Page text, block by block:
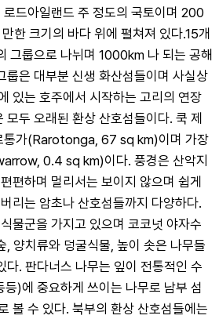
드아일랜드 주 정도의 국토이며 200
한 크기의 바다 위에 펼쳐져 있다.15개
그룹으로 나뉘며 1000km 나 되는 공해
룹은 대부분 신생 화산섬들이며 사실상
있는 호주에서 시작하는 고리의 연장
모두 오래된 환상 산호섬들이다. 쿡 제
통가(Rarotonga, 67 sq km)이며 가장
0.4 sq km)이다. 풍경은 산악지
편하며 멀리서는 보이지 않으며 쉽게
리는 암초나 산호섬들까지 다양하다.
물군을 가지고 있으며 코코넛 야자수
, 양치류와 덩굴식물, 높이 솟은 나무들
다. 판다너스 나무는 잎이 전통적인 수
)에 중요하게 쓰이는 나무로 남부 섬
볼 수 있다. 북부의 환상 산호섬들에는